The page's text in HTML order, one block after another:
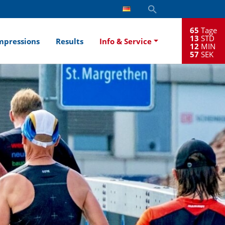
Results Info & Service
65 Tage
13 STD
12 MIN
56 SEK